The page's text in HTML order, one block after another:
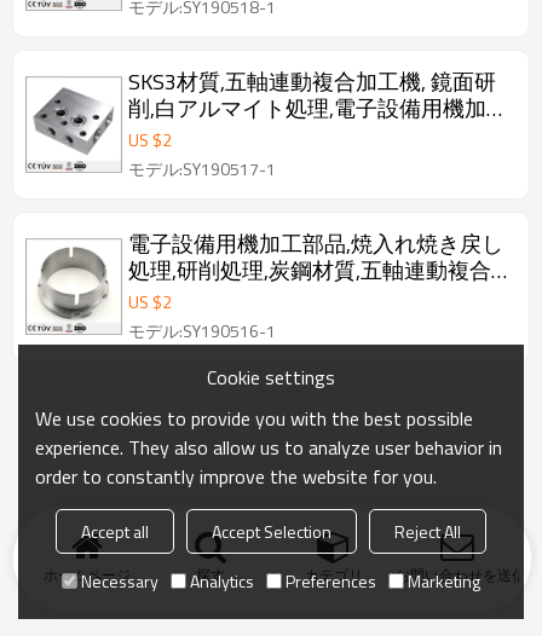
モデル:SY190518-1
SKS3材質,五軸連動複合加工機, 鏡面研
削,白アルマイト処理,電子設備用機加工
部品.
US $2
モデル:SY190517-1
電子設備用機加工部品,焼入れ焼き戻し
処理,研削処理,炭鋼材質,五軸連動複合
加工機を使用する部品.,
US $2
モデル:SY190516-1
ホームページ 探す カテゴリ お問い合わせを送信
Cookie settings
We use cookies to provide you with the best possible
experience. They also allow us to analyze user behavior in
order to constantly improve the website for you.
Accept all Accept Selection
Reject All
Necessary
Analytics Preferences Marketing